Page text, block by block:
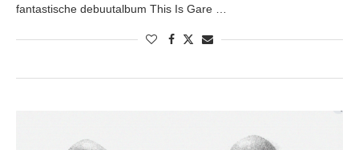
fantastische debuutalbum This Is Gare …